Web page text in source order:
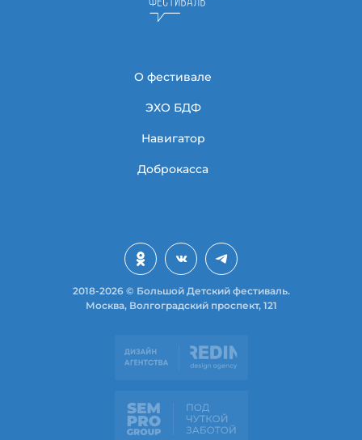
О фестивале
ЭХО БДФ
Навигатор
Доброкасса
2018-2026 © Большой Детский фестиваль.
Москва, Волгоградский проспект, 121